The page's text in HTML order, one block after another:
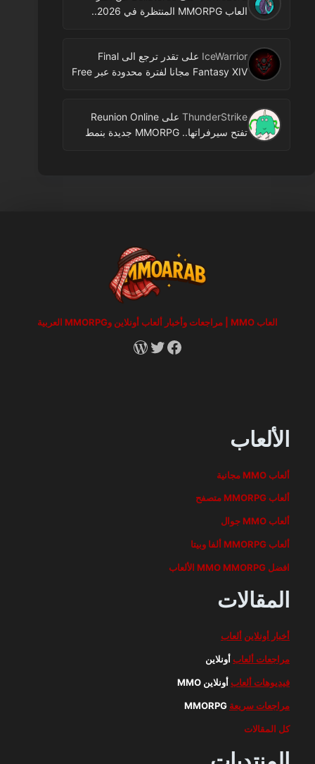
العاب MMORPG المنتظرة في 2026..
IceWarrior على
تقدر ترجع الى Final
Fantasy XIV مجانا لفترة محدودة عبر Free
ThunderStrike على Reunion Online
تفتح سيرفراتها.. MMORPG جديدة بنمط
العاب MMO | مراجعات وأخبار ألعاب أونلاين وMMORPG العربية
Facebook
X
RSS
الألعاب
ألعاب MMO مجانية
ألعاب MMORPG متصفح
ألعاب MMO جوال
ألعاب MMORPG ألفا وبيتا
افضل MMO MMORPG الألعاب
المقالات
أخبار أونلاين ألعاب
مراجعات ألعاب أونلاين
فيديوهات ألعاب أونلاين MMO
مراجعات سريعة
كل المقالات